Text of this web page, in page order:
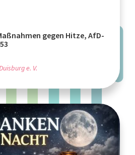
gegen Hitze, AfD-
e. V.